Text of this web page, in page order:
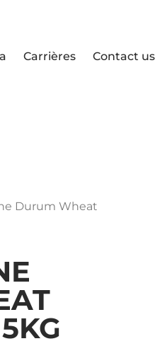
Carrières Contact us
Durum Wheat